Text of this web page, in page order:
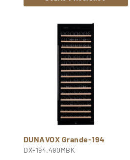
DUNAVOX Grande-194
DX-194.490MBK